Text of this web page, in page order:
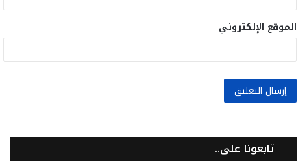
الموقع الإلكتروني
تابعونا على..